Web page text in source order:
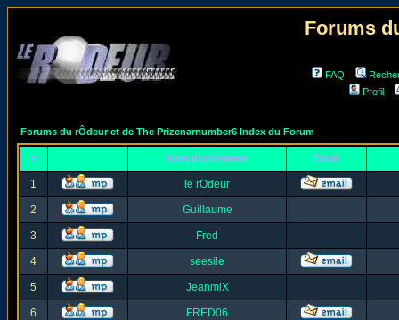
Forums
FAQ
Profil
Forums du rÔdeur et de The Prizenarnumber6 Index du Forum
# Nom d'utilisateur Email
1 le rOdeur
2 Guillaume
3 Fred
4 seesile
5 JeanmiX
6 FRED06